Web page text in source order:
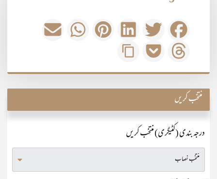
منتخب کریں
درجہ بندی (کٹیگری) منتخب کریں